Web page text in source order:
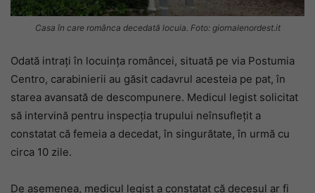
Casa în care românca decedată locuia. Foto: giornalenordest.it
Odată intrați în locuința româncei, situată pe via Postumia
Centro, carabinierii au găsit cadavrul acesteia pe pat, în
starea avansată de descompunere. Medicul legist solicitat
să intervină pentru inspecția trupului neînsuflețit a
constatat că femeia a decedat, în singurătate, în urmă cu
circa 10 zile.
De asemenea, medicul legist a constatat că decesul ar fi